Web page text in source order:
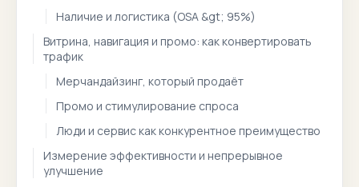
Наличие и логистика (OSA &gt; 95%)
Витрина, навигация и промо: как конвертировать
трафик
Мерчандайзинг, который продаёт
Промо и стимулирование спроса
Люди и сервис как конкурентное преимущество
Измерение эффективности и непрерывное
улучшение